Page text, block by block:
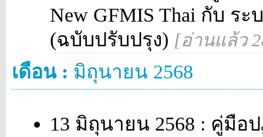
New GFMIS Thai กับ ร
(ฉบับปรับปรุง) [อ่านแล้ว
เดือน : มิถุนายน 2568
13 มิถุนายน 2568 : คู่มือ